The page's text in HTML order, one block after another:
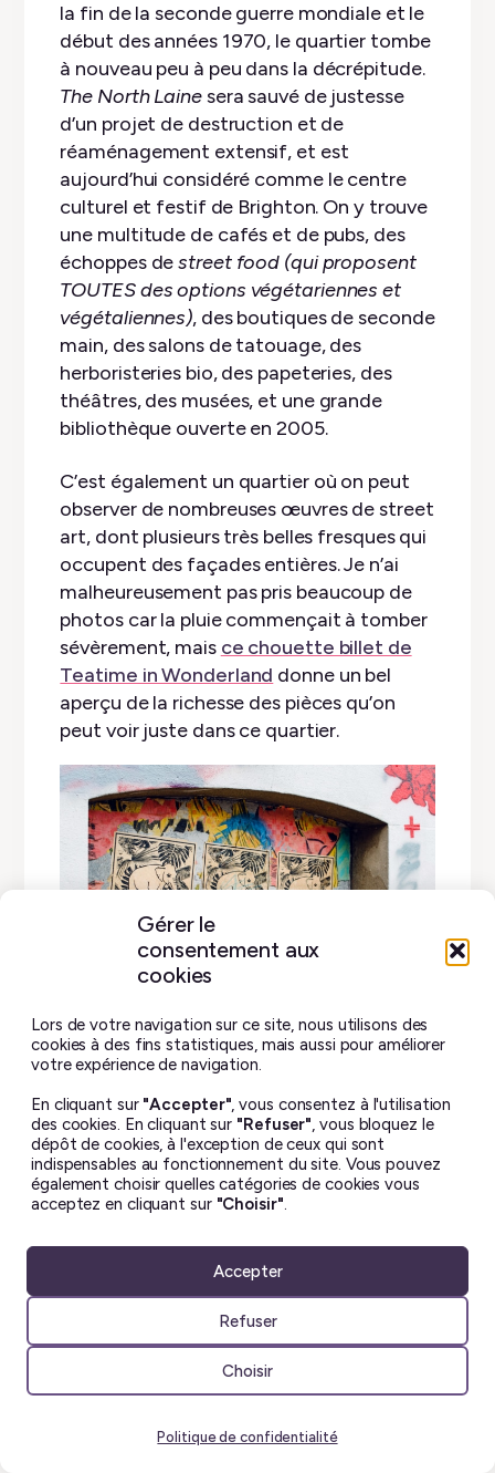
Gérer le
consentement aux
cookies
Lors de votre navigation sur ce site, nous utilisons des
cookies à des fins statistiques, mais aussi pour améliorer
votre expérience de navigation.
En cliquant sur "Accepter", vous consentez à l'utilisation
des cookies. En cliquant sur "Refuser", vous bloquez le
dépôt de cookies, à l'exception de ceux qui sont
indispensables au fonctionnement du site. Vous pouvez
également choisir quelles catégories de cookies vous
acceptez en cliquant sur "Choisir".
Accepter
Refuser
Choisir
Politique de confidentialité
la fin de la seconde guerre mondiale et le
début des années 1970, le quartier tombe
à nouveau peu à peu dans la décrépitude.
The North Lainesera sauvé de justesse
d’un projet de destruction et de
réaménagement extensif, et est
aujourd’hui considéré comme le centre
culturel et festif de Brighton. On y trouve
une multitude de cafés et de pubs, des
échoppes destreet food (qui proposent
TOUTES des options végétariennes et
végétaliennes), des boutiques de seconde
main, des salons de tatouage, des
herboristeries bio, des papeteries, des
théâtres, des musées, et une grande
bibliothèque ouverte en 2005.
C’est également un quartier où on peut
observer de nombreuses œuvres de street
art, dont plusieurs très belles fresques qui
occupent des façades entières. Je n’ai
malheureusement pas pris beaucoup de
photos car la pluie commençait à tomber
sévèrement, mais ce chouette billet de
Teatime in Wonderland donne un bel
aperçu de la richesse des pièces qu’on
peut voir juste dans ce quartier.